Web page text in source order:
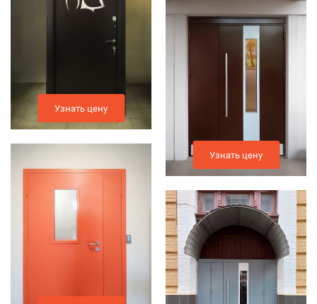
Узнать цену
Узнать цену